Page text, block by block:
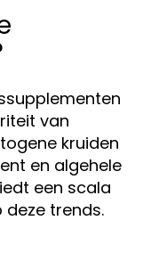
van
kruiden
en algehele
een scala
trends.